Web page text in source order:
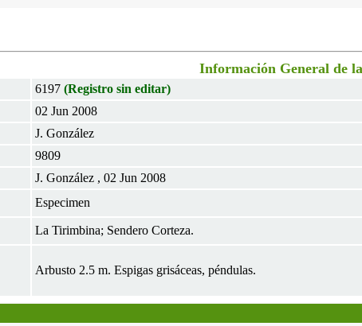
Información General de
6197 (Registro sin editar)
02 Jun 2008
J. González
9809
J. González , 02 Jun 2008
Especimen
La Tirimbina; Sendero Corteza.
Arbusto 2.5 m. Espigas grisáceas, péndulas.